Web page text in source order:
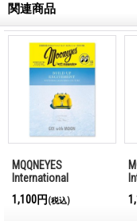
関連商品
MQQNEYES
International
2016-2017
1,100円 (税込)